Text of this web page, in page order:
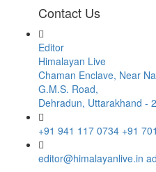
Contact Us
Editor
Himalayan Live
Chaman Enclave, Near
G.M.S. Road,
Dehradun, Uttarakhand -
+91 941 117 0734 +91
editor@himalayanlive.in